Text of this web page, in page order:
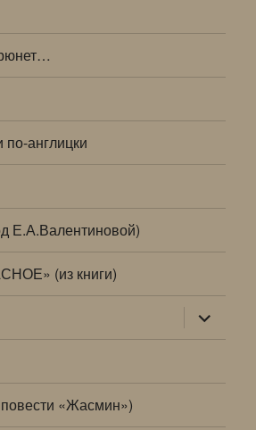
по-англицки
Е.А.Валентиновой)
(из книги)
раскрыть
дочернее
меню
«Жасмин»)